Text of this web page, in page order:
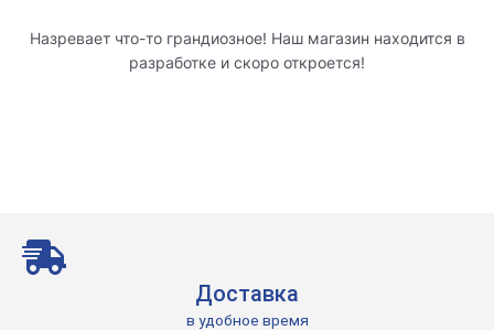
Назревает что-то грандиозное! Наш магазин находится в
разработке и скоро откроется!
Доставка
в удобное время